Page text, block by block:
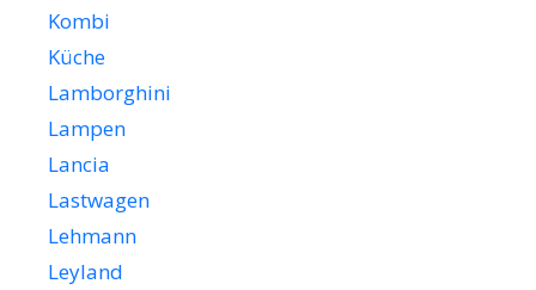
Kombi
Küche
Lamborghini
Lampen
Lancia
Lastwagen
Lehmann
Leyland